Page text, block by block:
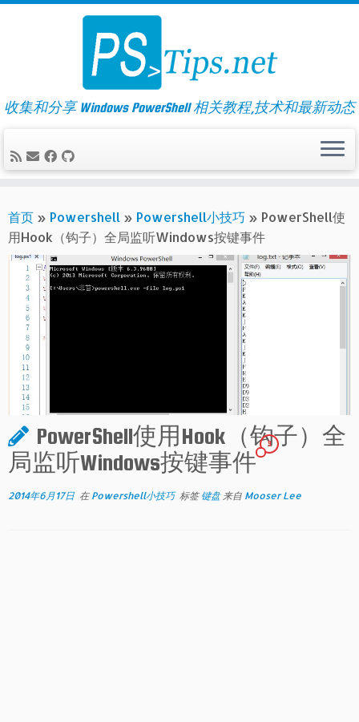
Skip
收集和分享 Windows PowerShell 相关教程,技术和最新动态
首页 » Powershell » Powershell小技巧 » PowerShell使
用Hook（钩子）全局监听Windows按键事件
PowerShell使用Hook（钩子）全
局监听Windows按键事件
9
2014年6月17日 在 Powershell小技巧 标签键盘 来自 Mooser Lee